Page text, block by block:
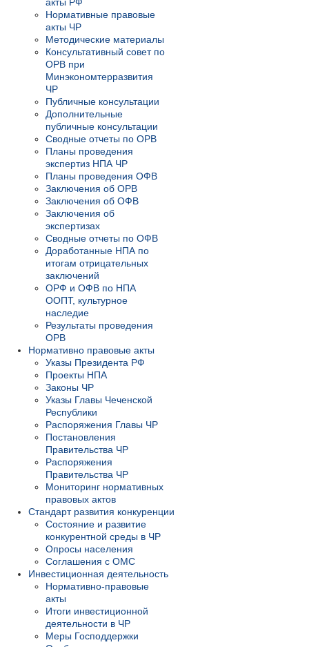
акты РФ
Нормативные правовые
акты ЧР
Методические материалы
Консультативный совет по
ОРВ при
Минэкономтерразвития
ЧР
Публичные консультации
Дополнительные
публичные консультации
Сводные отчеты по ОРВ
Планы проведения
экспертиз НПА ЧР
Планы проведения ОФВ
Заключения об ОРВ
Заключения об ОФВ
Заключения об
экспертизах
Сводные отчеты по ОФВ
Доработанные НПА по
итогам отрицательных
заключений
ОРФ и ОФВ по НПА
ООПТ, культурное
наследие
Результаты проведения
ОРВ
Нормативно правовые акты
Указы Президента РФ
Проекты НПА
Законы ЧР
Указы Главы Чеченской
Республики
Распоряжения Главы ЧР
Постановления
Правительства ЧР
Распоряжения
Правительства ЧР
Мониторинг нормативных
правовых актов
Стандарт развития конкуренции
Состояние и развитие
конкурентной среды в ЧР
Опросы населения
Соглашения с ОМС
Инвестиционная деятельность
Нормативно-правовые
акты
Итоги инвестиционной
деятельности в ЧР
Меры Господдержки